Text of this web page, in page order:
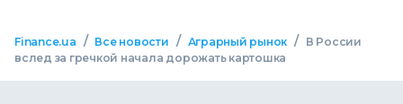
Finance.ua / Все новости / Аграрный рынок /
В России
вслед за гречкой начала дорожать картошка